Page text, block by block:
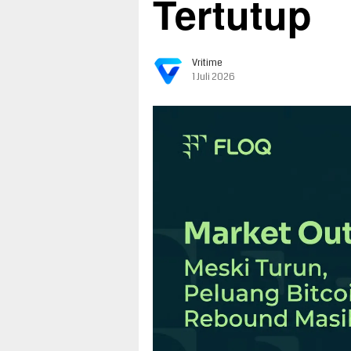
Tertutup
Vritime
1 Juli 2026